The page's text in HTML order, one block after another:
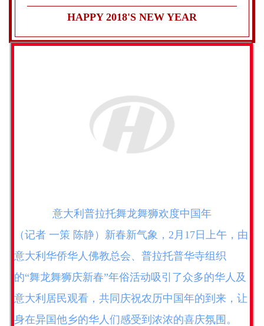
HAPPY 2018'S NEW YEAR
意大利普拉托舞龙舞狮欢度中国年
（记者 一策 陈静）新春新气象，2月17日上午，由
意大利华侨华人佛教总会、普拉托普华寺组织
的“舞龙舞狮庆新春”年俗活动吸引了众多的华人及
意大利居民观看，共同庆祝农历中国年的到来，让
身在异国他乡的华人们感受到浓浓的喜庆氛围。